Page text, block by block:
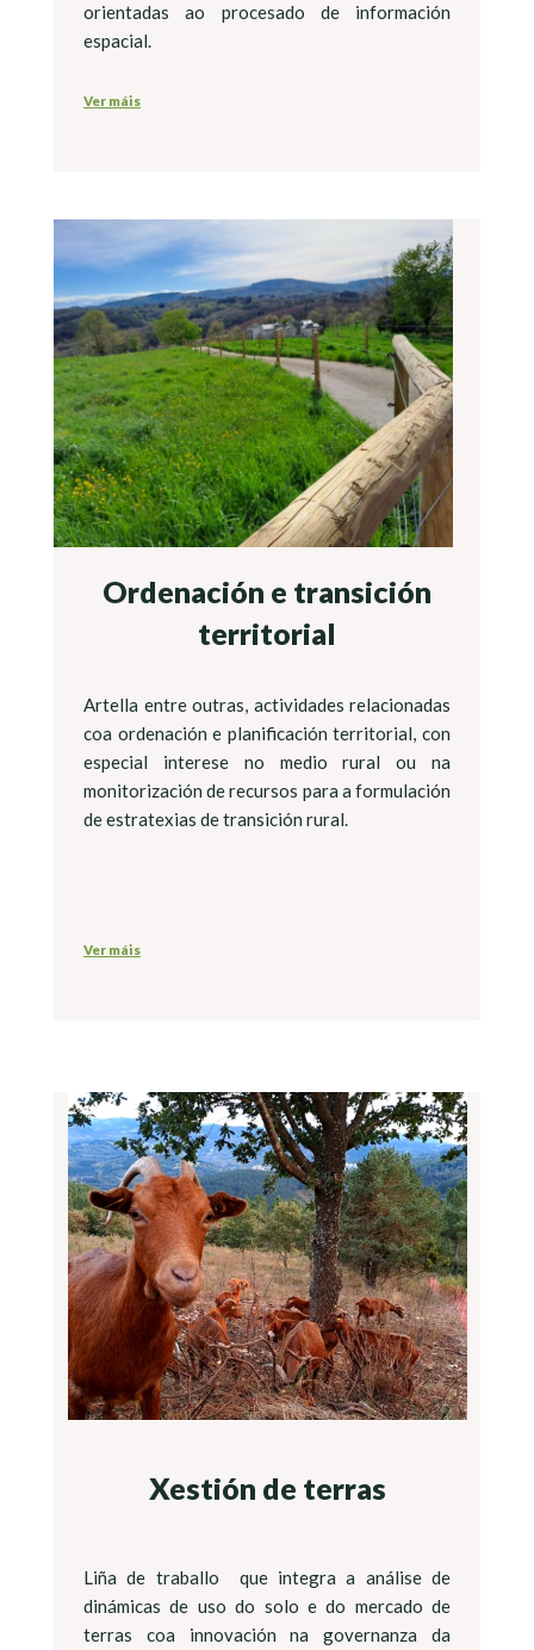
orientadas ao procesado de información
espacial.
Ver máis
Ordenación e transición
territorial
Artella entre outras, actividades relacionadas
coa ordenación e planificación territorial, con
especial interese no medio rural ou na
monitorización de recursos para a formulación
de estratexias de transición rural.
Ver máis
Xestión de terras
Liña de traballo que integra a análise de
dinámicas de uso do solo e do mercado de
terras coa innovación na governanza da